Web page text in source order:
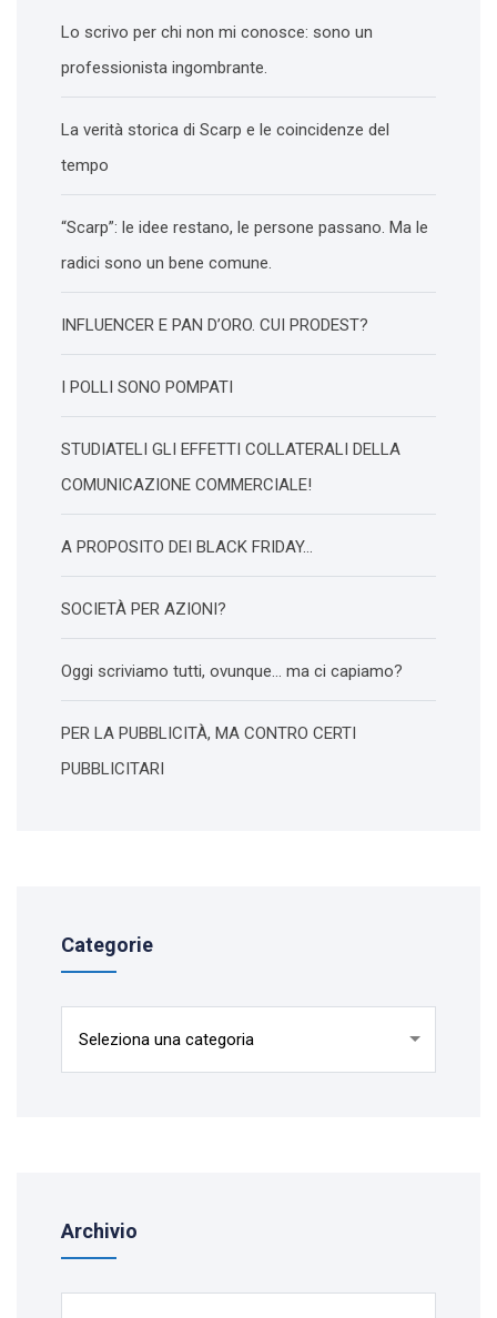
Lo scrivo per chi non mi conosce: sono un
professionista ingombrante.
La verità storica di Scarp e le coincidenze del
tempo
“Scarp”: le idee restano, le persone passano. Ma le
radici sono un bene comune.
INFLUENCER E PAN D’ORO. CUI PRODEST?
I POLLI SONO POMPATI
STUDIATELI GLI EFFETTI COLLATERALI DELLA
COMUNICAZIONE COMMERCIALE!
A PROPOSITO DEI BLACK FRIDAY…
SOCIETÀ PER AZIONI?
Oggi scriviamo tutti, ovunque… ma ci capiamo?
PER LA PUBBLICITÀ, MA CONTRO CERTI
PUBBLICITARI
Categorie
Archivio